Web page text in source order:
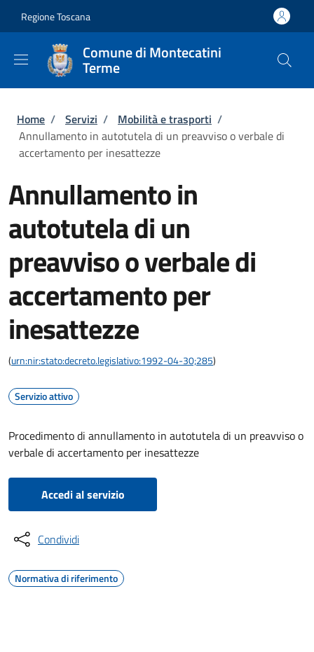
Regione Toscana
Comune di Montecatini
Terme
Briciole di pane
Home / Servizi / Mobilità e trasporti /
Annullamento in autotutela di un preavviso o verbale di
accertamento per inesattezze
Annullamento in
autotutela di un
preavviso o verbale di
accertamento per
inesattezze
(urn:nir:stato:decreto.legislativo:1992-04-30;285)
Servizio attivo
Procedimento di annullamento in autotutela di un preavviso o
verbale di accertamento per inesattezze
Accedi al servizio
Condividi
Normativa di riferimento